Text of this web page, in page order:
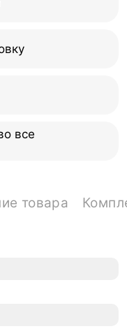
все
товара